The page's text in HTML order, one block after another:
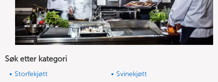
Søk etter kategori
Storfekjøtt
Svinekjøtt